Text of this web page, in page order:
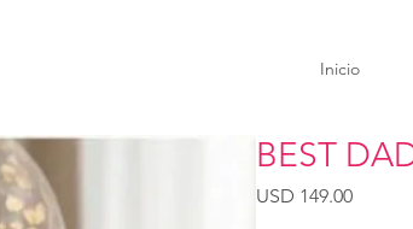
Inicio
BEST
USD 149.00Precio